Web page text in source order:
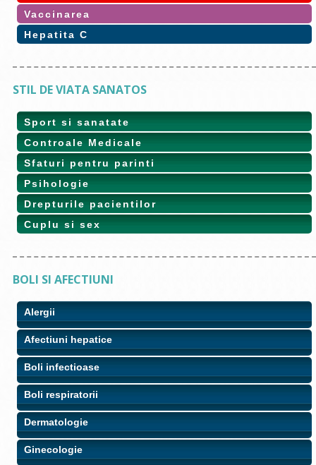
Vaccinarea
Hepatita C
STIL DE VIATA SANATOS
Sport si sanatate
Controale Medicale
Sfaturi pentru parinti
Psihologie
Drepturile pacientilor
Cuplu si sex
BOLI SI AFECTIUNI
Alergii
Afectiuni hepatice
Boli infectioase
Boli respiratorii
Dermatologie
Ginecologie